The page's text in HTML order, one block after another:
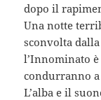
dopo il
Una notte
sconvolta
l’Innominato
condurranno
L’alba e il